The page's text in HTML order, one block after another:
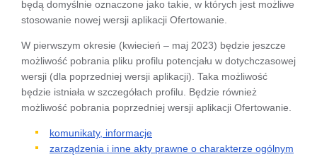
będą domyślnie oznaczone jako takie, w których jest możliwe
stosowanie nowej wersji aplikacji Ofertowanie.
W pierwszym okresie (kwiecień – maj 2023) będzie jeszcze
możliwość pobrania pliku profilu potencjału w dotychczasowej
wersji (dla poprzedniej wersji aplikacji). Taka możliwość
będzie istniała w szczegółach profilu. Będzie również
możliwość pobrania poprzedniej wersji aplikacji Ofertowanie.
komunikaty, informacje
zarządzenia i inne akty prawne o charakterze ogólnym